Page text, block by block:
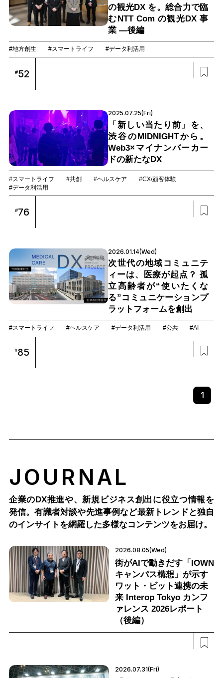
の観光DX を。総合力で臨
むNTT Com の観光DX 事
業 —後編
#地方創生 #スマートライフ #データ利活用
#52
2025.07.25(Fri)
「新しい当たり前」を、
渋谷のMIDNIGHTから。
Web3×マイナンバーカー
ドの新たなDX
#スマートライフ #共創 #ヘルスケア
#CX/顧客体験
#データ利活用
#76
2026.01.14(Wed)
次世代の地域コミュニテ
ィーは、医療が起点？ 孤
立高齢者が“使いたくな
る”コミュニケーションプ
ラットフォームを創出
#スマートライフ #ヘルスケア #データ利活用 #公共 #AI
#85
1
JOURNAL
企業のDX推進や、新規ビジネス創出に役立つ情報を
発信。有識者対談や先進事例など最新トレンドと独自
のインサイトを網羅した多様なコンテンツをお届け。
2026.08.05(Wed)
街がAIで動きだす「IOWN
キャンパス構想」が示す
ワット・ビット連携の未
来 Interop Tokyo カンフ
ァレンス 2026レポート
（後編）
2026.07.31(Fri)